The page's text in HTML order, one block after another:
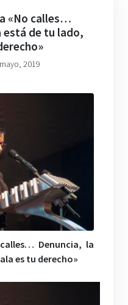
«No calles…
está de tu lado,
2019
Denuncia, la
es tu derecho»